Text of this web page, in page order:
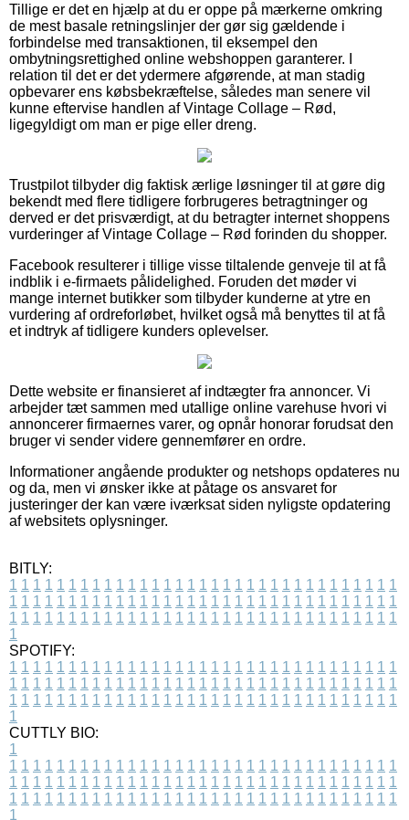
Tillige er det en hjælp at du er oppe på mærkerne omkring
de mest basale retningslinjer der gør sig gældende i
forbindelse med transaktionen, til eksempel den
ombytningsrettighed online webshoppen garanterer. I
relation til det er det ydermere afgørende, at man stadig
opbevarer ens købsbekræftelse, således man senere vil
kunne eftervise handlen af Vintage Collage – Rød,
ligegyldigt om man er pige eller dreng.
Trustpilot tilbyder dig faktisk ærlige løsninger til at gøre dig
bekendt med flere tidligere forbrugeres betragtninger og
derved er det prisværdigt, at du betragter internet shoppens
vurderinger af Vintage Collage – Rød forinden du shopper.
Facebook resulterer i tillige visse tiltalende genveje til at få
indblik i e-firmaets pålidelighed. Foruden det møder vi
mange internet butikker som tilbyder kunderne at ytre en
vurdering af ordreforløbet, hvilket også må benyttes til at få
et indtryk af tidligere kunders oplevelser.
Dette website er finansieret af indtægter fra annoncer. Vi
arbejder tæt sammen med utallige online varehuse hvori vi
annoncerer firmaernes varer, og opnår honorar forudsat den
bruger vi sender videre gennemfører en ordre.
Informationer angående produkter og netshops opdateres nu
og da, men vi ønsker ikke at påtage os ansvaret for
justeringer der kan være iværksat siden nyligste opdatering
af websitets oplysninger.
BITLY:
1 1 1 1 1 1 1 1 1 1 1 1 1 1 1 1 1 1 1 1 1 1 1 1 1 1 1 1 1 1 1 1 1
1 1 1 1 1 1 1 1 1 1 1 1 1 1 1 1 1 1 1 1 1 1 1 1 1 1 1 1 1 1 1 1 1
1 1 1 1 1 1 1 1 1 1 1 1 1 1 1 1 1 1 1 1 1 1 1 1 1 1 1 1 1 1 1 1 1
1
SPOTIFY:
1 1 1 1 1 1 1 1 1 1 1 1 1 1 1 1 1 1 1 1 1 1 1 1 1 1 1 1 1 1 1 1 1
1 1 1 1 1 1 1 1 1 1 1 1 1 1 1 1 1 1 1 1 1 1 1 1 1 1 1 1 1 1 1 1 1
1 1 1 1 1 1 1 1 1 1 1 1 1 1 1 1 1 1 1 1 1 1 1 1 1 1 1 1 1 1 1 1 1
1
CUTTLY BIO:
1
1 1 1 1 1 1 1 1 1 1 1 1 1 1 1 1 1 1 1 1 1 1 1 1 1 1 1 1 1 1 1 1 1
1 1 1 1 1 1 1 1 1 1 1 1 1 1 1 1 1 1 1 1 1 1 1 1 1 1 1 1 1 1 1 1 1
1 1 1 1 1 1 1 1 1 1 1 1 1 1 1 1 1 1 1 1 1 1 1 1 1 1 1 1 1 1 1 1 1
1